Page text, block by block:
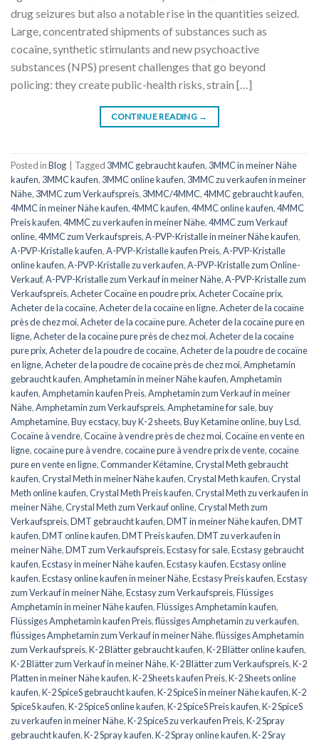
drug seizures but also a notable rise in the quantities seized.
Large, concentrated shipments of substances such as
cocaine, synthetic stimulants and new psychoactive
substances (NPS) present challenges that go beyond
policing: they create public-health risks, strain […]
CONTINUE READING →
Posted inBlog Tagged 3MMC gebraucht kaufen, 3MMC in meiner Nähe
kaufen, 3MMC kaufen, 3MMC online kaufen, 3MMC zu verkaufen in meiner
Nähe, 3MMC zum Verkaufspreis, 3MMC/4MMC,4MMC gebraucht kaufen,
4MMC in meiner Nähe kaufen,4MMC kaufen,4MMC online kaufen,4MMC
Preis kaufen,4MMC zu verkaufen in meiner Nähe,4MMC zum Verkauf
online,4MMC zum Verkaufspreis,A-PVP-Kristalle in meiner Nähe kaufen,
A-PVP-Kristalle kaufen,A-PVP-Kristalle kaufen Preis,A-PVP-Kristalle
online kaufen,A-PVP-Kristalle zu verkaufen,A-PVP-Kristalle zum Online-
Verkauf,A-PVP-Kristalle zum Verkauf in meiner Nähe,A-PVP-Kristalle zum
Verkaufspreis,Acheter Cocaïne en poudre prix,Acheter Cocaïne prix,
Acheter de la cocaïne,Acheter de la cocaïne en ligne,Acheter de la cocaïne
près de chez moi,Acheter de la cocaïne pure,Acheter de la cocaïne pure en
ligne,Acheter de la cocaïne pure près de chez moi,Acheter de la cocaïne
pure prix,Acheter de la poudre de cocaïne,Acheter de la poudre de cocaïne
en ligne,Acheter de la poudre de cocaïne près de chez moi,Amphetamin
gebraucht kaufen,Amphetamin in meiner Nähe kaufen,Amphetamin
kaufen,Amphetamin kaufen Preis,Amphetamin zum Verkauf in meiner
Nähe,Amphetamin zum Verkaufspreis,Amphetamine for sale,buy
Amphetamine,Buy ecstacy,buy K-2 sheets,Buy Ketamine online,buy Lsd,
Cocaïne à vendre,Cocaïne à vendre près de chez moi,Cocaïne en vente en
ligne,cocaïne pure à vendre,cocaïne pure à vendre prix de vente,cocaïne
pure en vente en ligne,Commander Kétamine,Crystal Meth gebraucht
kaufen,Crystal Meth in meiner Nähe kaufen,Crystal Meth kaufen,Crystal
Meth online kaufen,Crystal Meth Preis kaufen,Crystal Meth zu verkaufen in
meiner Nähe,Crystal Meth zum Verkauf online,Crystal Meth zum
Verkaufspreis,DMT gebraucht kaufen,DMT in meiner Nähe kaufen,DMT
kaufen,DMT online kaufen,DMT Preis kaufen,DMT zu verkaufen in
meiner Nähe,DMT zum Verkaufspreis,Ecstasy for sale,Ecstasy gebraucht
kaufen,Ecstasy in meiner Nähe kaufen,Ecstasy kaufen,Ecstasy online
kaufen,Ecstasy online kaufen in meiner Nähe,Ecstasy Preis kaufen,Ecstasy
zum Verkauf in meiner Nähe,Ecstasy zum Verkaufspreis,Flüssiges
Amphetamin in meiner Nähe kaufen,Flüssiges Amphetamin kaufen,
Flüssiges Amphetamin kaufen Preis,flüssiges Amphetamin zu verkaufen,
flüssiges Amphetamin zum Verkauf in meiner Nähe,flüssiges Amphetamin
zum Verkaufspreis,K-2 Blätter gebraucht kaufen,K-2 Blätter online kaufen,
K-2 Blätter zum Verkauf in meiner Nähe,K-2 Blätter zum Verkaufspreis,K-2
Platten in meiner Nähe kaufen,K-2 Sheets kaufen Preis,K-2 Sheets online
kaufen,K-2 SpiceS gebraucht kaufen,K-2 SpiceS in meiner Nähe kaufen,K-2
SpiceS kaufen,K-2 SpiceS online kaufen,K-2 SpiceS Preis kaufen,K-2 SpiceS
zu verkaufen in meiner Nähe,K-2 SpiceS zu verkaufen Preis,K-2 Spray
gebraucht kaufen,K-2 Spray kaufen,K-2 Spray online kaufen,K-2 Sray